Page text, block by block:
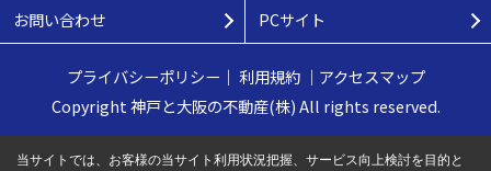
お問い合わせ PCサイト
プライバシーポリシー ｜ 利用規約｜ アクセスマップ
Copyright 神戸と大阪の不動産(株) All rights reserved.
当サイトでは、お客様の当サイト利用状況把握、サービス向上検討を目的と